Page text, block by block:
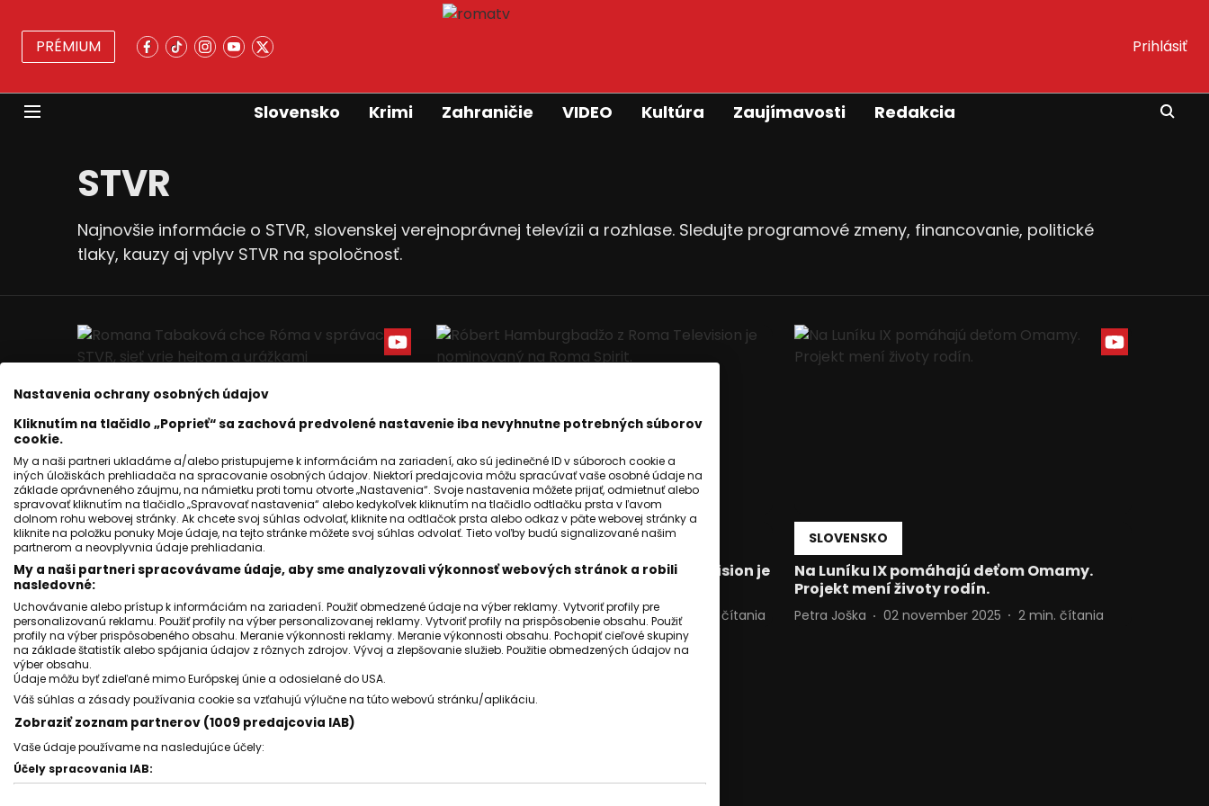
PRÉMIUM Prihlásiť
Slovensko Krimi Zahraničie VIDEO Kultúra Zaujímavosti Redakcia
STVR
Najnovšie informácie o STVR, slovenskej verejnoprávnej televízii a rozhlase. Sledujte programové zmeny, financovanie, politické
tlaky, kauzy aj vplyv STVR na spoločnosť.
ZAUJÍMAVOSTI
Romana Tabaková chce Róma v správach
STVR, sieť vrie hejtom a urážkami
Jozef Novák 07 február 2026 3 min. čítania
SLOVENSKO
Róbert Hamburgbadžo z Roma Television je
Ivana Cibuľová 08 november 2025 min. čítania
SLOVENSKO
Na Luníku IX pomáhajú deťom Omamy.
Projekt mení životy rodín.
Petra Joška 02 november 2025 2 min. čítania
Nastavenia ochrany osobných údajov
Kliknutím na tlačidlo „Poprieť“ sa zachová predvolené nastavenie iba nevyhnutne potrebných súborov
cookie.
My a naši partneri ukladáme a/alebo pristupujeme k informáciám na zariadení, ako sú jedinečné ID v súboroch cookie a
iných úložiskách prehliadača na spracovanie osobných údajov. Niektorí predajcovia môžu spracúvať vaše osobné údaje na
základe oprávneného záujmu, na námietku proti tomu otvorte „Nastavenia“. Svoje nastavenia môžete prijať, odmietnuť alebo
spravovať kliknutím na tlačidlo „Spravovať nastavenia“ alebo kedykoľvek kliknutím na tlačidlo odtlačku prsta v ľavom
dolnom rohu webovej stránky. Ak chcete svoj súhlas odvolať, kliknite na odtlačok prsta alebo odkaz v päte webovej stránky a
kliknite na položku ponuky Moje údaje, na tejto stránke môžete svoj súhlas odvolať. Tieto voľby budú signalizované našim
partnerom a neovplyvnia údaje prehliadania.
My a naši partneri spracovávame údaje, aby sme analyzovali výkonnosť webových stránok a robili
nasledovné:
Uchovávanie alebo prístup k informáciám na zariadení. Použiť obmedzené údaje na výber reklamy. Vytvoriť profily pre
personalizovanú reklamu. Použiť profily na výber personalizovanej reklamy. Vytvoriť profily na prispôsobenie obsahu. Použiť
profily na výber prispôsobeného obsahu. Meranie výkonnosti reklamy. Meranie výkonnosti obsahu. Pochopiť cieľové skupiny
na základe štatistík alebo spájania údajov z rôznych zdrojov. Vývoj a zlepšovanie služieb. Použitie obmedzených údajov na
výber obsahu.
Údaje môžu byť zdieľané mimo Európskej únie a odosielané do USA.
Váš súhlas a zásady používania cookie sa vzťahujú výlučne na túto webovú stránku/aplikáciu.
Zobraziť zoznam partnerov (1009 predajcovia IAB)
Vaše údaje používame na nasledujúce účely:
Účely spracovania IAB: